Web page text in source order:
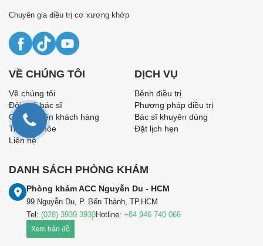
Chuyên gia điều trị cơ xương khớp
DANH SÁCH PHÒNG KHÁM
Phòng khám ACC Nguyễn Du - HCM
99 Nguyễn Du, P. Bến Thành, TP.HCM
Tel: (028) 3939 3930Hotline: +84 946 740 066
Xem bản đồ
VỀ CHÚNG TÔI
Về chúng tôi
Đội ngũ bác sĩ
Câu chuyện khách hàng
Tin sức khỏe
Liên hệ
DỊCH VỤ
Bệnh điều trị
Phương pháp điều trị
Bác sĩ khuyên dùng
Đặt lịch hẹn